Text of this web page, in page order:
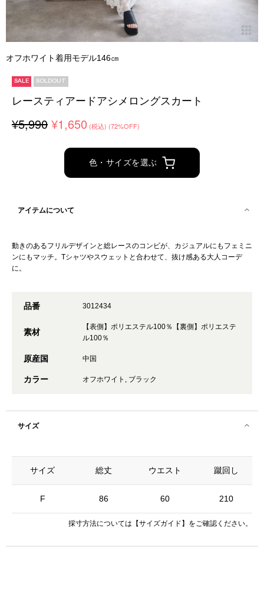
オフホワイト着用モデル146㎝
SALE SOLDOUT
レースティアードアシメロングスカート
¥5,990 ¥1,650 (税込) (72%OFF)
色・サイズを選ぶ
アイテムについて
動きのあるフリルデザインと総レースのコンビが、カジュアルにもフェミニ
ンにもマッチ。Tシャツやスウェットと合わせて、抜け感ある大人コーデ
に。
品番 3012434
素材
【表側】ポリエステル100％【裏側】ポリエステ
ル100％
原産国 中国
カラー オフホワイト, ブラック
サイズ
サイズ
F
総丈 ウエスト 蹴回し
86 60 210
採寸方法については 【サイズガイド】 をご確認ください。